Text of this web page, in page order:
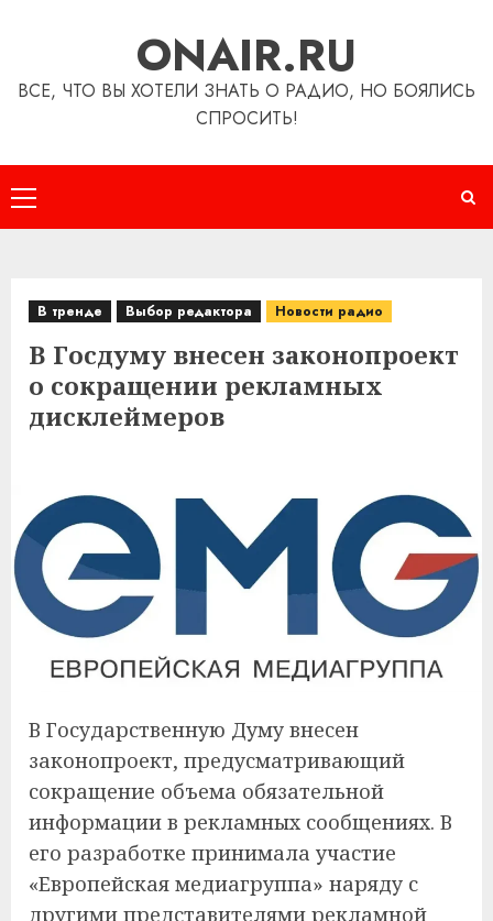
ONAIR.RU
ВСЕ, ЧТО ВЫ ХОТЕЛИ ЗНАТЬ О РАДИО, НО БОЯЛИСЬ
СПРОСИТЬ!
Основное
меню
В тренде Выбор редактора Новости радио
В Госдуму внесен законопроект
о сокращении рекламных
дисклеймеров
В Государственную Думу внесен
законопроект, предусматривающий
сокращение объема обязательной
информации в рекламных сообщениях. В
его разработке принимала участие
«Европейская медиагруппа» наряду с
другими представителями рекламной